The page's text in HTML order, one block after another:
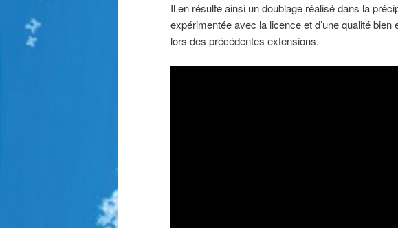
Il en résulte ainsi un doublage réalisé dans la
expérimentée avec la licence et d’une qualité
lors des précédentes extensions.